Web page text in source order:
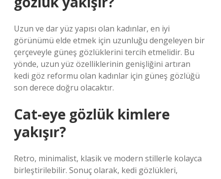
Uzun ve dar yüz yapısı olan kadınlar, en iyi
görünümü elde etmek için uzunluğu dengeleyen bir
çerçeveyle güneş gözlüklerini tercih etmelidir. Bu
yönde, uzun yüz özelliklerinin genişliğini artıran
kedi göz reformu olan kadınlar için güneş gözlüğü
son derece doğru olacaktır.
Cat-eye gözlük kimlere
yakışır?
Retro, minimalist, klasik ve modern stillerle kolayca
birleştirilebilir. Sonuç olarak, kedi gözlükleri,